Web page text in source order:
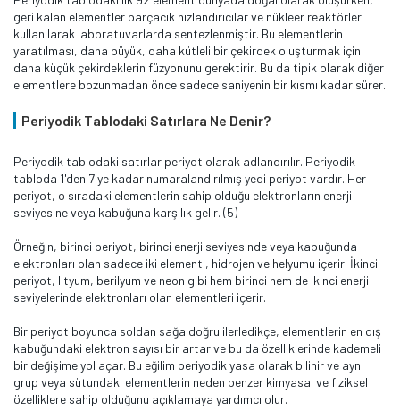
geri kalan elementler parçacık hızlandırıcılar ve nükleer reaktörler
kullanılarak laboratuvarlarda sentezlenmiştir. Bu elementlerin
yaratılması, daha büyük, daha kütleli bir çekirdek oluşturmak için
daha küçük çekirdeklerin füzyonunu gerektirir. Bu da tipik olarak diğer
elementlere bozunmadan önce sadece saniyenin bir kısmı kadar sürer.
Periyodik Tablodaki Satırlara Ne Denir?
Periyodik tablodaki satırlar periyot olarak adlandırılır. Periyodik
tabloda 1'den 7'ye kadar numaralandırılmış yedi periyot vardır. Her
periyot, o sıradaki elementlerin sahip olduğu elektronların enerji
seviyesine veya kabuğuna karşılık gelir. (5)
Örneğin, birinci periyot, birinci enerji seviyesinde veya kabuğunda
elektronları olan sadece iki elementi, hidrojen ve helyumu içerir. İkinci
periyot, lityum, berilyum ve neon gibi hem birinci hem de ikinci enerji
seviyelerinde elektronları olan elementleri içerir.
Bir periyot boyunca soldan sağa doğru ilerledikçe, elementlerin en dış
kabuğundaki elektron sayısı bir artar ve bu da özelliklerinde kademeli
bir değişime yol açar. Bu eğilim periyodik yasa olarak bilinir ve aynı
grup veya sütundaki elementlerin neden benzer kimyasal ve fiziksel
özelliklere sahip olduğunu açıklamaya yardımcı olur.